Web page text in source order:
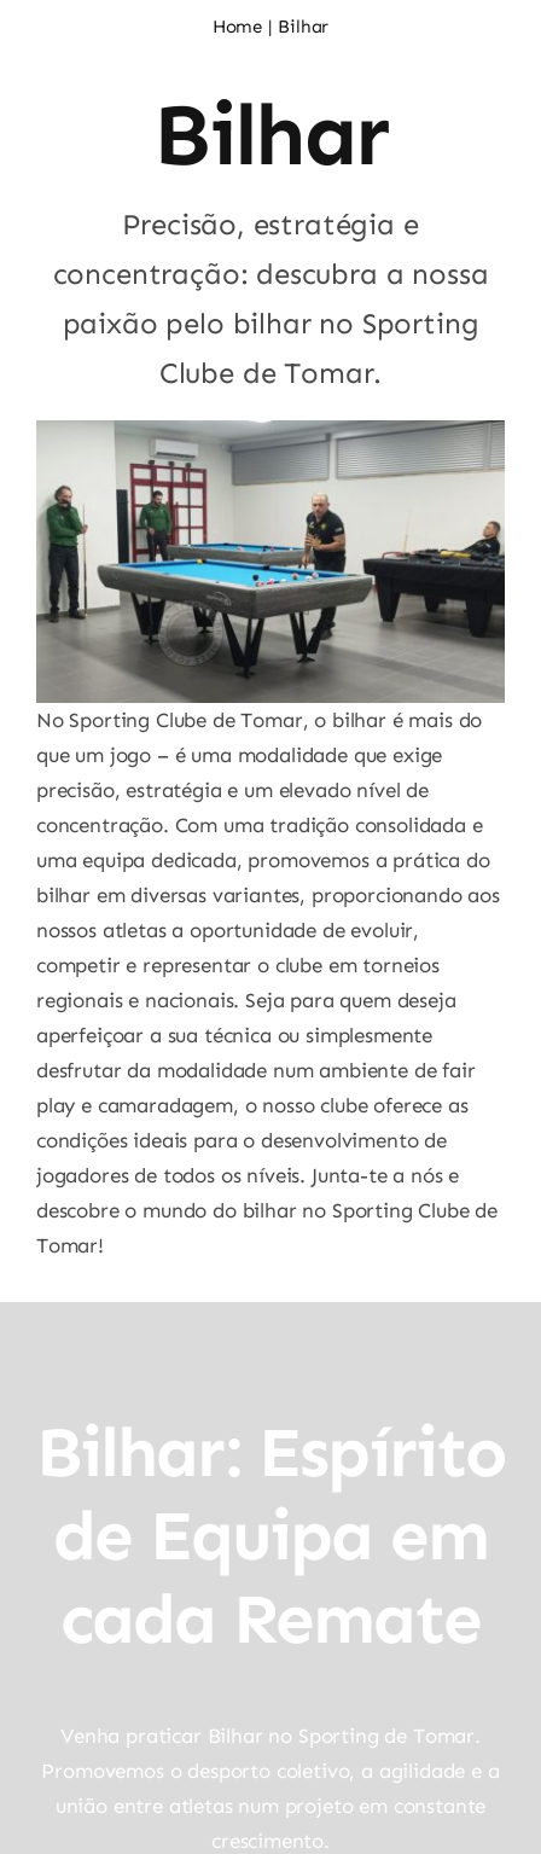
Home Bilhar
Bilhar
Precisão, estratégia e
concentração: descubra a nossa
paixão pelo bilhar no Sporting
Clube de Tomar.
No Sporting Clube de Tomar, o bilhar é mais do
que um jogo – é uma modalidade que exige
precisão, estratégia e um elevado nível de
concentração. Com uma tradição consolidada e
uma equipa dedicada, promovemos a prática do
bilhar em diversas variantes, proporcionando aos
nossos atletas a oportunidade de evoluir,
competir e representar o clube em torneios
regionais e nacionais. Seja para quem deseja
aperfeiçoar a sua técnica ou simplesmente
desfrutar da modalidade num ambiente de fair
play e camaradagem, o nosso clube oferece as
condições ideais para o desenvolvimento de
jogadores de todos os níveis. Junta-te a nós e
descobre o mundo do bilhar no Sporting Clube de
Tomar!
Bilhar: Espírito
de Equipa em
cada Remate
Venha praticar Bilhar no Sporting de Tomar.
Promovemos o desporto coletivo, a agilidade e a
união entre atletas num projeto em constante
crescimento.